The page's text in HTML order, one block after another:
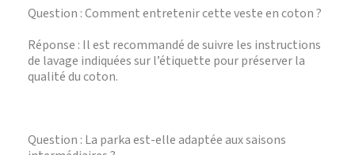
Question : Comment entretenir cette veste en coton ?
Réponse : Il est recommandé de suivre les instructions
de lavage indiquées sur l’étiquette pour préserver la
qualité du coton.
Question : La parka est-elle adaptée aux saisons